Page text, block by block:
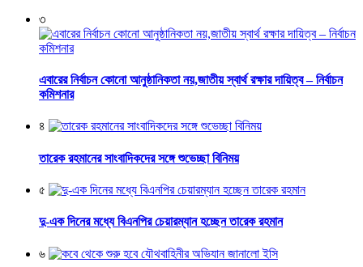
৩
এবারের নির্বাচন কোনো আনুষ্ঠানিকতা নয়,জাতীয় স্বার্থ রক্ষার দায়িত্ব – নির্বাচন
কমিশনার
৪
তারেক রহমানের সাংবাদিকদের সঙ্গে শুভেচ্ছা বিনিময়
৫
দু-এক দিনের মধ্যে বিএনপির চেয়ারম্যান হচ্ছেন তারেক রহমান
৬